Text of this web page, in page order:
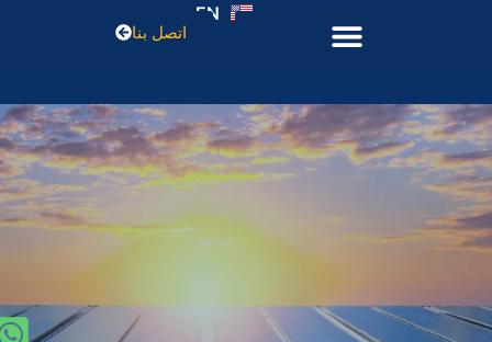
EN
اتصل بنا